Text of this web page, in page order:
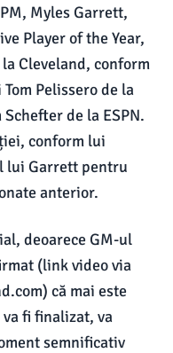
Myles Garrett,
Player of the Year,
Cleveland, conform
Pelissero de la
de la ESPN.
conform lui
lui Garrett pentru
anterior.
deoarece GM-ul
(link video via
că mai este
va fi finalizat, va
semnificativ